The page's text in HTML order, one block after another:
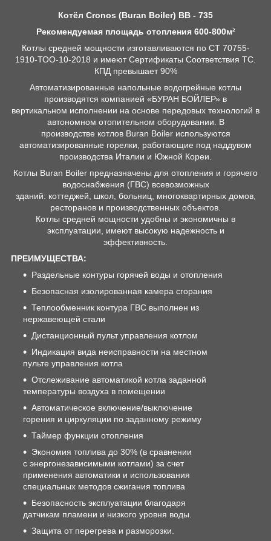
Котёл Cronos (Buran Boiler) BB - 735
Рекомендуемая площадь отопления 600-800м²
Котлы средней мощности изготавливаются по СТ 70755-
1910-ТОО-10-2018 и имеют Сертификаты Соответствия ТС.
КПД превышает 90%
Автоматизированные напольные водогрейные котлы
производятся компанией «БУРАН БОЙЛЕР» в
вертикальном исполнении на основе передовых технологий в
автономном отопительном оборудовании. В
производстве котлов Buran Boiler используются
автоматизированные горелки, работающие под наддувом
производства Италии и Южной Кореи.
Котлы Buran Boiler предназначены для отопления и горячего
водоснабжения (ГВС) всевозможных
зданий: коттеджей, школ, больниц, многоквартирных домов,
ресторанов и производственных объектов.
Котлы средней мощности удобны и экономичны в
эксплуатации, имеют высокую надежность и
эффективность.
ПРЕИМУЩЕСТВА:
Раздельные контуры горячей воды и отопления
Безопасная изолированная камера сгорания
Теплообменник контура ГВС выполнен из
нержавеющей стали
Дистанционный пульт управления котлом
Индикация вида неисправности на местном
пульте управления котла
Отслеживание автоматикой котла заданной
температуры воздуха в помещении
Автоматическое включение/выключение
горения и циркуляции по заданному режиму
Таймер функции отопления
Экономия топлива до 30% (в сравнении
с энергонезависимыми котлами) за счет
применения автоматики и использования
специальных методов сжигания топлива
Безопасность эксплуатации благодаря
датчикам пламени и низкого уровня воды.
Защита от перегрева и разморозки.